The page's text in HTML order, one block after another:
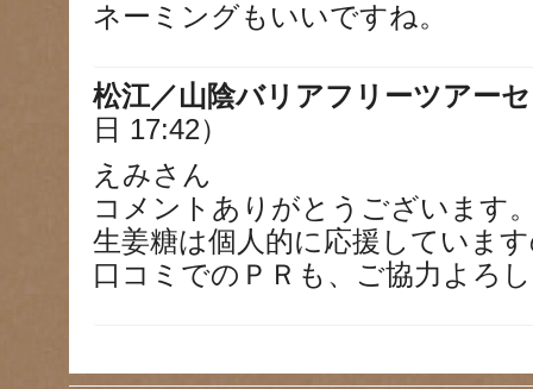
ネーミングもいいですね。
松江／山陰バリアフリーツアー
日 17:42）
えみさん
コメントありがとうございます
生姜糖は個人的に応援していま
口コミでのＰＲも、ご協力よろ